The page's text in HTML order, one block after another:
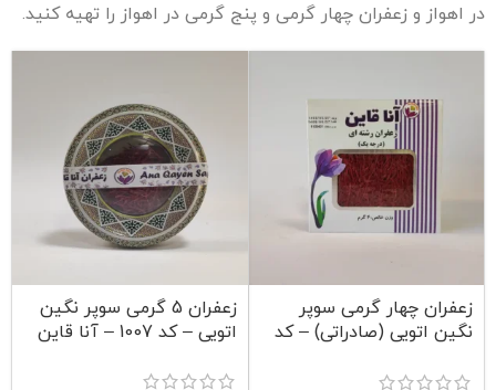
در اهواز و زعفران چهار گرمی و پنج گرمی در اهواز را تهیه کنید.
زعفران چهار گرمی سوپر
نگین اتویی (صادراتی) – کد
زعفران 5 گرمی سوپر نگین
اتویی – کد 1007 – آنا قاین